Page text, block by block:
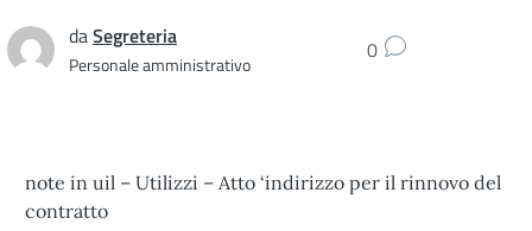
daSegreteria
Personale amministrativo 0
note in uil – Utilizzi – Atto ‘indirizzo per il rinnovo del
contratto